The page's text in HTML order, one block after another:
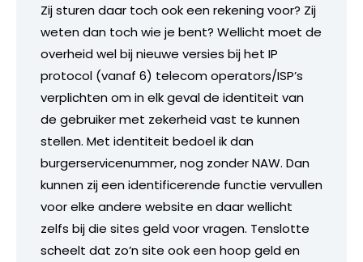
Zij sturen daar toch ook een rekening voor? Zij
weten dan toch wie je bent? Wellicht moet de
overheid wel bij nieuwe versies bij het IP
protocol (vanaf 6) telecom operators/ISP’s
verplichten om in elk geval de identiteit van
de gebruiker met zekerheid vast te kunnen
stellen. Met identiteit bedoel ik dan
burgerservicenummer, nog zonder NAW. Dan
kunnen zij een identificerende functie vervullen
voor elke andere website en daar wellicht
zelfs bij die sites geld voor vragen. Tenslotte
scheelt dat zo’n site ook een hoop geld en